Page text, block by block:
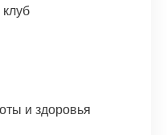
и здоровья